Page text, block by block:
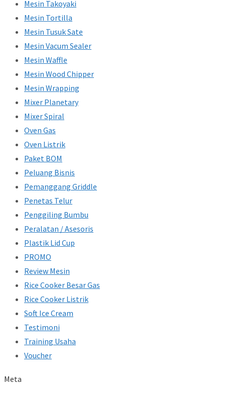
Mesin Takoyaki
Mesin Tortilla
Mesin Tusuk Sate
Mesin Vacum Sealer
Mesin Waffle
Mesin Wood Chipper
Mesin Wrapping
Mixer Planetary
Mixer Spiral
Oven Gas
Oven Listrik
Paket BOM
Peluang Bisnis
Pemanggang Griddle
Penetas Telur
Penggiling Bumbu
Peralatan / Asesoris
Plastik Lid Cup
PROMO
Review Mesin
Rice Cooker Besar Gas
Rice Cooker Listrik
Soft Ice Cream
Testimoni
Training Usaha
Voucher
Meta